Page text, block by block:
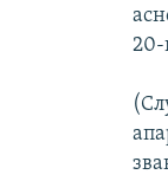
20-